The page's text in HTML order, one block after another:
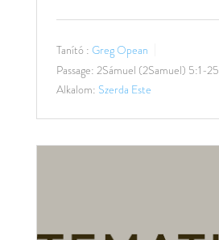
Tanító : Greg Opean
Passage: 2Sámuel (2Samuel) 5:1-25
Alkalom: Szerda Este